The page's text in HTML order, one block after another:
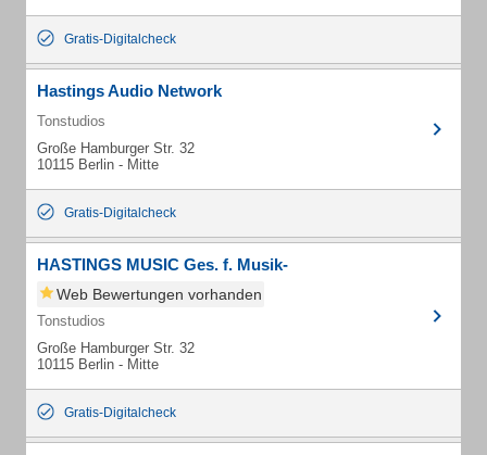
Gratis-Digitalcheck
Hastings Audio Network
Tonstudios
Große Hamburger Str. 32
10115 Berlin - Mitte
Gratis-Digitalcheck
HASTINGS MUSIC Ges. f. Musik-
Web Bewertungen vorhanden
Tonstudios
Große Hamburger Str. 32
10115 Berlin - Mitte
Gratis-Digitalcheck